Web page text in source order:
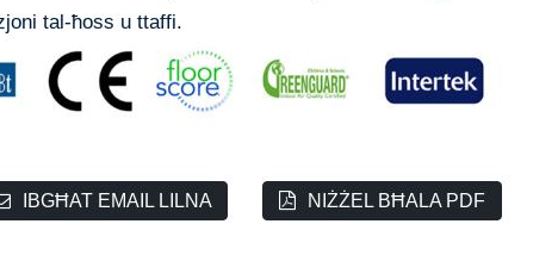
tal-ħoss u ttaffi.
IBGĦAT EMAIL LILNA NIŻŻEL BĦALA PDF